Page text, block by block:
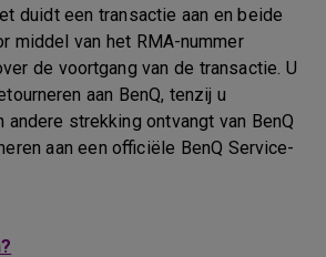
duidt een transactie aan en beide
middel van het RMA-nummer
de voortgang van de transactie. U
aan BenQ, tenzij u
strekking ontvangt van BenQ
aan een officiële BenQ Service-